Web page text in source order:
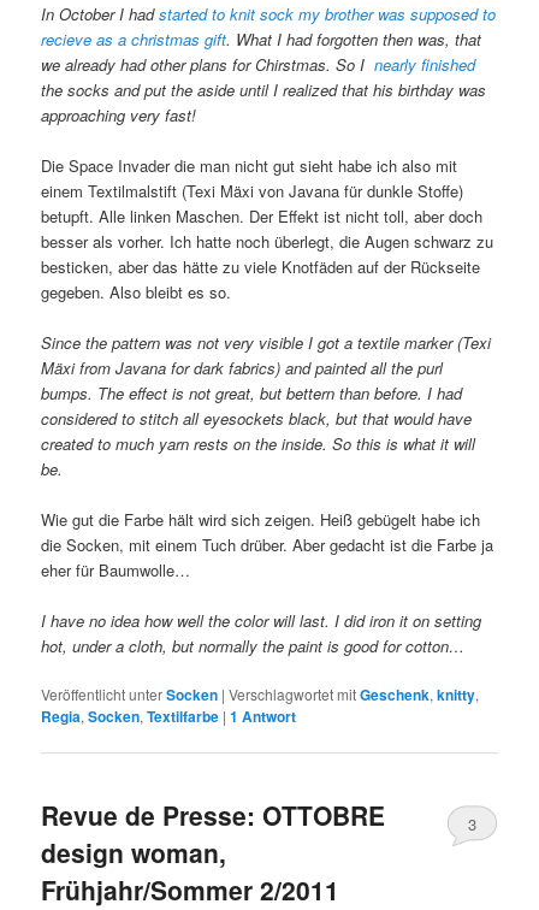
In October I hadstarted to knit sock my brother was supposed to
recieve as a christmas gift. What I had forgotten then was, that
we already had other plans for Chirstmas. So Inearly finished
the socks and put the aside until I realized that his birthday was
approaching very fast!
Die Space Invader die man nicht gut sieht habe ich also mit
einem Textilmalstift (Texi Mäxi von Javana für dunkle Stoffe)
betupft. Alle linken Maschen. Der Effekt ist nicht toll, aber doch
besser als vorher. Ich hatte noch überlegt, die Augen schwarz zu
besticken, aber das hätte zu viele Knotfäden auf der Rückseite
gegeben. Also bleibt es so.
Since the pattern was not very visible I got a textile marker (Texi
Mäxi from Javana for dark fabrics) and painted all the purl
bumps. The effect is not great, but bettern than before. I had
considered to stitch all eyesockets black, but that would have
created to much yarn rests on the inside. So this is what it will
be.
Wie gut die Farbe hält wird sich zeigen. Heiß gebügelt habe ich
die Socken, mit einem Tuch drüber. Aber gedacht ist die Farbe ja
eher für Baumwolle…
I have no idea how well the color will last. I did iron it on setting
hot, under a cloth, but normally the paint is good for cotton…
Veröffentlicht unterSocken |Verschlagwortet mitGeschenk,knitty,
Regia,Socken,Textilfarbe |1 Antwort
Revue de Presse: OTTOBRE
design woman,
Frühjahr/Sommer 2/2011
3